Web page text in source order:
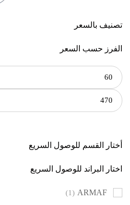
تصنيف بالسعر
الفرز حسب السعر
أختار القسم للوصول السريع
اختار البراند للوصول السريع
ARMAF
(1)